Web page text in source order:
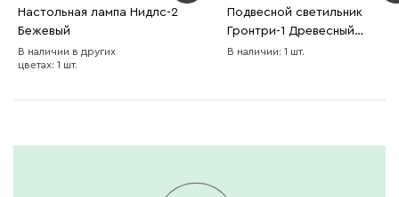
Настольная лампа Нидлс-2
Бежевый
В наличии в других
цветах: 1 шт.
Подвесной светильник
Гронтри-1 Древесный
натуральный
В наличии: 1 шт.